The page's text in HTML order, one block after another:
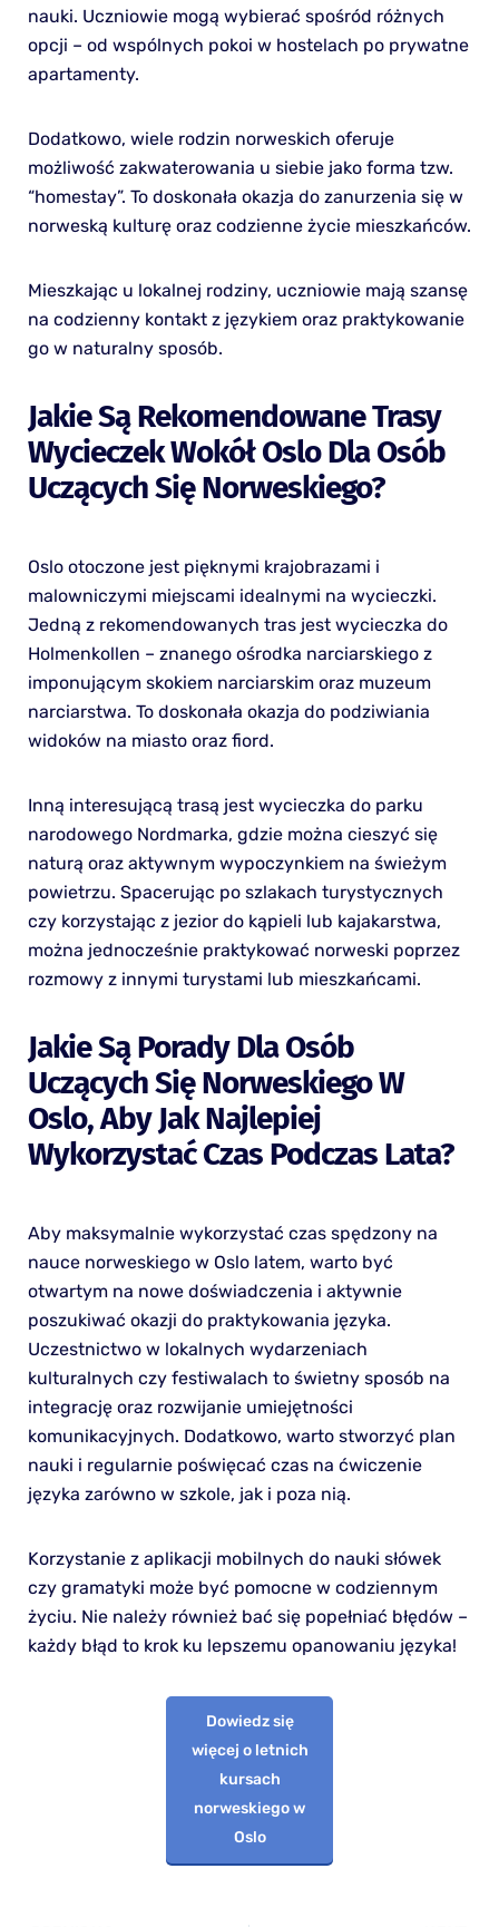
nauki. Uczniowie mogą wybierać spośród różnych
opcji – od wspólnych pokoi w hostelach po prywatne
apartamenty.
Dodatkowo, wiele rodzin norweskich oferuje
możliwość zakwaterowania u siebie jako forma tzw.
“homestay”. To doskonała okazja do zanurzenia się w
norweską kulturę oraz codzienne życie mieszkańców.
Mieszkając u lokalnej rodziny, uczniowie mają szansę
na codzienny kontakt z językiem oraz praktykowanie
go w naturalny sposób.
Jakie Są Rekomendowane Trasy
Wycieczek Wokół Oslo Dla Osób
Uczących Się Norweskiego?
Oslo otoczone jest pięknymi krajobrazami i
malowniczymi miejscami idealnymi na wycieczki.
Jedną z rekomendowanych tras jest wycieczka do
Holmenkollen – znanego ośrodka narciarskiego z
imponującym skokiem narciarskim oraz muzeum
narciarstwa. To doskonała okazja do podziwiania
widoków na miasto oraz fiord.
Inną interesującą trasą jest wycieczka do parku
narodowego Nordmarka, gdzie można cieszyć się
naturą oraz aktywnym wypoczynkiem na świeżym
powietrzu. Spacerując po szlakach turystycznych
czy korzystając z jezior do kąpieli lub kajakarstwa,
można jednocześnie praktykować norweski poprzez
rozmowy z innymi turystami lub mieszkańcami.
Jakie Są Porady Dla Osób
Uczących Się Norweskiego W
Oslo, Aby Jak Najlepiej
Wykorzystać Czas Podczas Lata?
Aby maksymalnie wykorzystać czas spędzony na
nauce norweskiego w Oslo latem, warto być
otwartym na nowe doświadczenia i aktywnie
poszukiwać okazji do praktykowania języka.
Uczestnictwo w lokalnych wydarzeniach
kulturalnych czy festiwalach to świetny sposób na
integrację oraz rozwijanie umiejętności
komunikacyjnych. Dodatkowo, warto stworzyć plan
nauki i regularnie poświęcać czas na ćwiczenie
języka zarówno w szkole, jak i poza nią.
Korzystanie z aplikacji mobilnych do nauki słówek
czy gramatyki może być pomocne w codziennym
życiu. Nie należy również bać się popełniać błędów –
każdy błąd to krok ku lepszemu opanowaniu języka!
Dowiedz się
więcej o letnich
kursach
norweskiego w
Oslo